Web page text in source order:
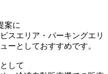
案に
スエリア・パーキングエリ
ーとしておすすめです。
して